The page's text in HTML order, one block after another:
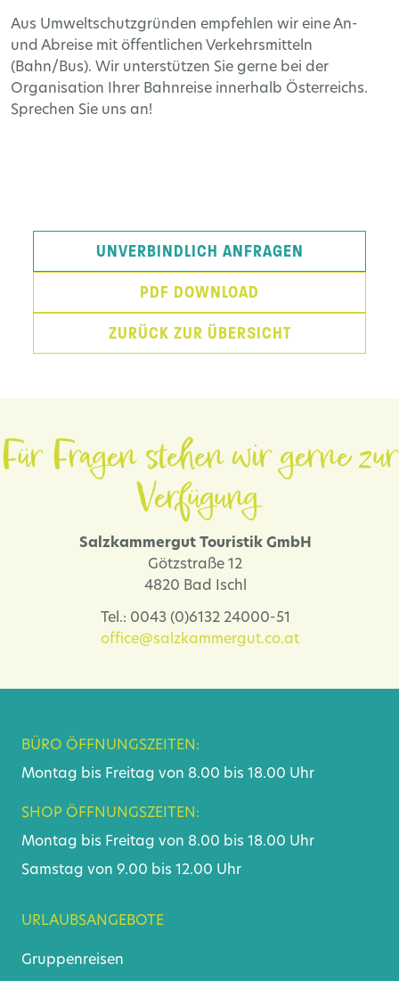
Aus Umweltschutzgründen empfehlen wir eine An-
und Abreise mit öffentlichen Verkehrsmitteln
(Bahn/Bus). Wir unterstützen Sie gerne bei der
Organisation Ihrer Bahnreise innerhalb Österreichs.
Sprechen Sie uns an!
UNVERBINDLICH ANFRAGEN
PDF DOWNLOAD
ZURÜCK ZUR ÜBERSICHT
Für Fragen stehen wir gerne zur
Verfügung.
Salzkammergut Touristik GmbH
Götzstraße 12
4820 Bad Ischl
Tel.: 0043 (0)6132 24000-51
office@salzkammergut.co.at
BÜRO ÖFFNUNGSZEITEN:
Montag bis Freitag von 8.00 bis 18.00 Uhr
SHOP ÖFFNUNGSZEITEN:
Montag bis Freitag von 8.00 bis 18.00 Uhr
Samstag von 9.00 bis 12.00 Uhr
URLAUBSANGEBOTE
Gruppenreisen